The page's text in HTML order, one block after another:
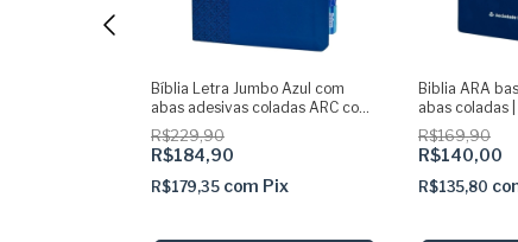
Bíblia Letra Jumbo Azul com
abas adesivas coladas ARC com
harpa Masc
R$229,90
R$184,90
R$179,35 com Pix
Biblia ARA
abas coladas
R$169,90
R$140,00
R$135,80